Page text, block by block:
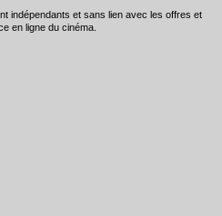
indépendants et sans lien avec les offres et
en ligne du cinéma.